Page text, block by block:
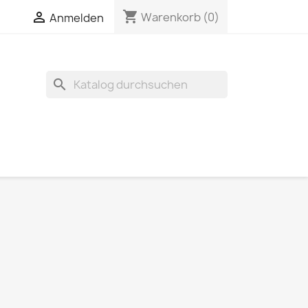
 Anmelden shopping_cart Warenkorb (0)
search